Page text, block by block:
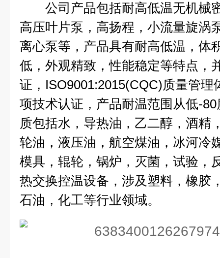
公司产品包括耐高低温无机械
高压叶片泵，高扬程，小流量旋涡
离心泵等，产品具有耐高低温，体
低，外观精致，性能稳定等特点，
证，ISO9001:2015(CQC)质量管理
项技术认证，产品耐温范围从低-
质包括水，导热油，乙二醇，酒精
轮油，液压油，航空煤油，冰河冷
模具，辊轮，锅炉，灭菌，试验，
热交换控温设备，涉及塑料，橡胶
石油，化工等行业领域。